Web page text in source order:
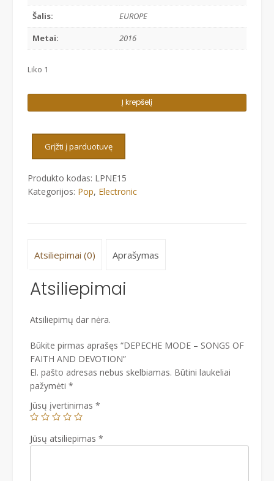
Šalis:
EUROPE
Metai:
2016
Liko 1
kiekis:
OF
FAITH
Į krepšelį
Grįžti į parduotuvę
Produkto kodas: LPNE15
Kategorijos: Pop, Electronic
Atsiliepimai (0) Aprašymas
Atsiliepimai
Atsiliepimų dar nėra.
Būkite pirmas aprašęs “DEPECHE MODE – SONGS OF
FAITH AND DEVOTION”
El. pašto adresas nebus skelbiamas. Būtini laukeliai
pažymėti *
Jūsų įvertinimas *
Jūsų atsiliepimas *